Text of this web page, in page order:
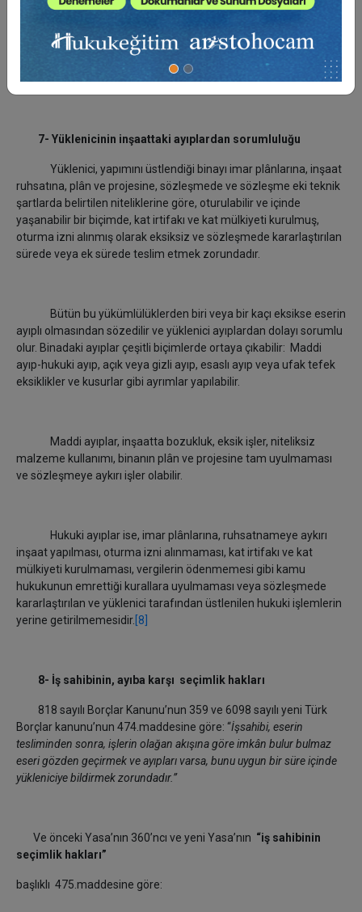
a) Arsayı teslim etme borcu,
b) Sözleşmede belirlenen arsa paylarını devir borcu.
7- Yüklenicinin inşaattaki ayıplardan sorumluluğu
Yüklenici, yapımını üstlendiği binayı imar plânlarına, inşaat
ruhsatına, plân ve projesine, sözleşmede ve sözleşme eki teknik
şartlarda belirtilen niteliklerine göre, oturulabilir ve içinde
yaşanabilir bir biçimde, kat irtifakı ve kat mülkiyeti kurulmuş,
oturma izni alınmış olarak eksiksiz ve sözleşmede kararlaştırılan
sürede veya ek sürede teslim etmek zorundadır.
Bütün bu yükümlülüklerden biri veya bir kaçı eksikse eserin
ayıplı olmasından sözedilir ve yüklenici ayıplardan dolayı sorumlu
olur. Binadaki ayıplar çeşitli biçimlerde ortaya çıkabilir: Maddi
ayıp-hukuki ayıp, açık veya gizli ayıp, esaslı ayıp veya ufak tefek
eksiklikler ve kusurlar gibi ayrımlar yapılabilir.
Maddi ayıplar, inşaatta bozukluk, eksik işler, niteliksiz
malzeme kullanımı, binanın plân ve projesine tam uyulmaması
ve sözleşmeye aykırı işler olabilir.
Hukuki ayıplar ise, imar plânlarına, ruhsatnameye aykırı
inşaat yapılması, oturma izni alınmaması, kat irtifakı ve kat
mülkiyeti kurulmaması, vergilerin ödenmemesi gibi kamu
hukukunun emrettiği kurallara uyulmaması veya sözleşmede
kararlaştırılan ve yüklenici tarafından üstlenilen hukuki işlemlerin
yerine getirilmemesidir. [8]
8- İş sahibinin, ayıba karşı seçimlik hakları
818 sayılı Borçlar Kanunu’nun 359 ve 6098 sayılı yeni Türk
Borçlar kanunu’nun 474.maddesine göre: “İşsahibi, eserin
tesliminden sonra, işlerin olağan akışına göre imkân bulur bulmaz
eseri gözden geçirmek ve ayıpları varsa, bunu uygun bir süre içinde
yükleniciye bildirmek zorundadır.”
Ve önceki Yasa’nın 360’ncı ve yeni Yasa’nın “iş sahibinin
seçimlik hakları”
başlıklı 475.maddesine göre: